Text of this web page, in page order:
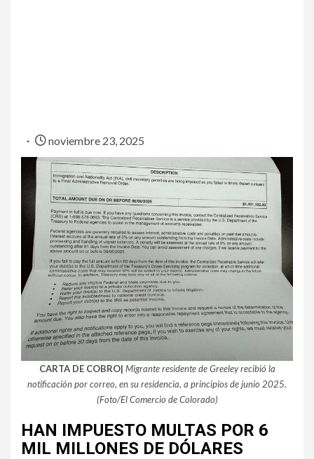
noviembre 23, 2025
CARTA DE COBRO| Migrante residente de Greeley recibió la
notificación por correo, en su residencia, a principios de junio 2025.
(Foto/El Comercio de Colorado)
HAN IMPUESTO MULTAS POR 6
MIL MILLONES DE DÓLARES